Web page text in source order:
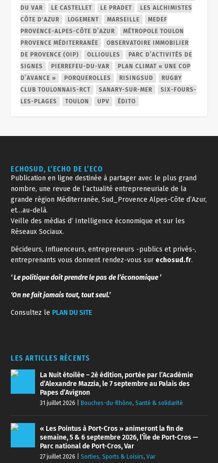
DU VAR
LE CASTELLET LE PRADET
LES ALCHIMISTES
CÔTE D'AZUR
LOGEMENT MARSEILLE
MEDEF
PROVENCE-ALPES-CÔTE D’AZUR
MÉTROPOLE TOULON
PROVENCE MÉDITERRANÉE
OBSERVATOIRE IMMOBILIER
DE PROVENCE (OIP)
OLLIOULES
PARC D’ACTIVITÉS DE
SIGNES
PIERREFEU-DU-VAR
PLAN CLIMAT « UNE COP
D’AVANCE »
PORQUEROLLES RISINGSUD
RUGBY
CLUB TOULONNAIS-RCT
SANARY-SUR-MER
SIX-FOURS-
LES-PLAGES
TOULON UPV ÉDITO
ECHOSUD, L’ECHO DE L’ECO
Publication en ligne destinée à partager avec le plus grand
nombre, une revue de l’actualité entrepreneuriale de la
grande région Méditerranée, Sud_Provence Alpes-Côte d’Azur,
et…au-delà.
Veille des médias d’ Intelligence économique et sur les
Réseaux Sociaux.
Décideurs, Influenceurs, entrepreneurs -publics et privés-,
entreprenants vous donnent rendez-vous surechosud.fr.
‘ Le politique doit prendre le pas de l’économique ’
‘On ne fait jamais tout, tout seul.’
Consultez le PLAN DU SITE
LES ARTICLES RÉCENTS
La Nuit étoilée – 2è édition, portée par l’Académie
d’Alexandre Mazzia, le 7 septembre au Palais des
Papes d’Avignon
31 juillet 2026 |Bouches-du-Rhône,Santé & solidarité
« Les Pointus à Port-Cros » animeront la fin de
semaine, 5 & 6 septembre 2026, l’Île de Port-Cros —
Parc national de Port-Cros, Var
27 juillet 2026 |Sorties, Sports & Loisirs,Var